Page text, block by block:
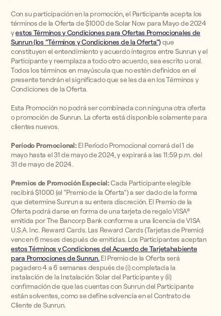
Con su participación en la promoción, el Participante acepta los
términos de la Oferta de $1000 de Solar Now para Mayo de 2024
yestos Términos y Condiciones para Ofertas Promocionales de
Sunrun (los “Términos y Condiciones de la Oferta”)que
constituyen el entendimiento y acuerdo íntegros entre Sunrun y el
Participante y reemplaza a todo otro acuerdo, sea escrito u oral.
Todos los términos en mayúscula que no estén definidos en el
presente tendrán el significado que se les da en los Términos y
Condiciones de la Oferta.
Esta Promoción no podrá ser combinada con ninguna otra oferta
o promoción de Sunrun. La oferta está disponible solamente para
clientes nuevos.
Período Promocional: El Período Promocional correrá del 1 de
mayo hasta el 31 de mayo de 2024, y expirará a las 11:59 p.m. del
31 de mayo de 2024.
Premios de Promoción Especial:Cada Participante elegible
recibirá $1000 (el “Premio de la Oferta”) a ser dado de la forma
que determine Sunrun a su entera discreción. El Premio de la
Oferta podrá darse en forma de una tarjeta de regalo VISA®
emitida por The Bancorp Bank conforme a una licencia de VISA
U.S.A. Inc. Reward Cards. Las Reward Cards (Tarjetas de Premio)
vencen 6 meses después de emitidas. Los Participantes aceptan
estos Términos y Condiciones del Acuerdo de Tarjetahabiente
para Promociones de Sunrun.El Premio de la Oferta será
pagadero 4 a 6 semanas después de (i) completada la
instalación de la Instalación Solar del Participante y (ii)
confirmación de que las cuentas con Sunrun del Participante
están solventes, como se define solvencia en el Contrato de
Cliente de Sunrun.